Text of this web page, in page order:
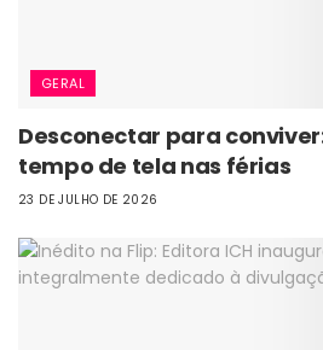
GERAL
Desconectar para
tempo de tela nas férias
23 DE JULHO DE 2026